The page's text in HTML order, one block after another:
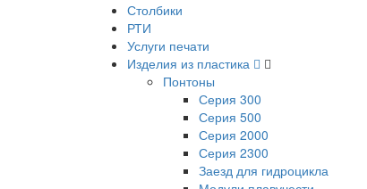
Столбики
РТИ
Услуги печати
Изделия из пластика
Понтоны
Серия 300
Серия 500
Серия 2000
Серия 2300
Заезд для гидроцикла